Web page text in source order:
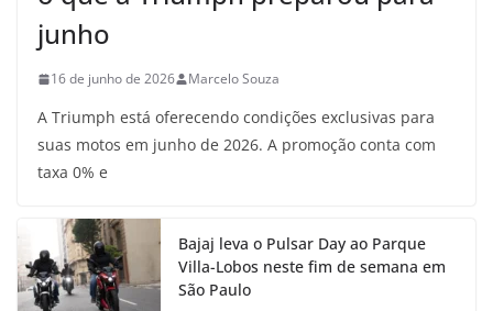
junho
16 de junho de 2026 Marcelo Souza
A Triumph está oferecendo condições exclusivas para
suas motos em junho de 2026. A promoção conta com
taxa 0% e
Bajaj leva o Pulsar Day ao Parque
Villa-Lobos neste fim de semana em
São Paulo